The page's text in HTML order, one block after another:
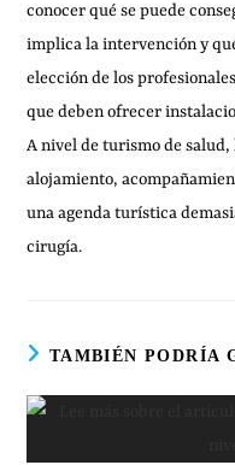
conocer qué se puede
implica la intervención y
elección de los
que deben ofrecer
A nivel de turismo de
alojamiento,
una agenda turística
cirugía.
TAMBIÉN PODRÍA